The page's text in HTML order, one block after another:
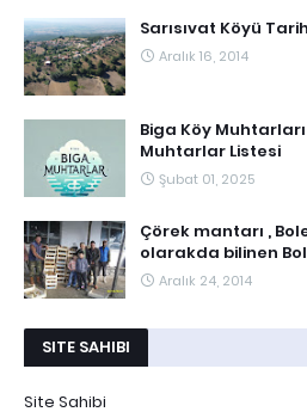
Sarısıvat Köyü
Aralık 16, 2014
Biga Köy
Muhtarlar Listesi
Şubat 01, 2025
Çörek mantarı ,
olarakda bilinen
Aralık 24, 2014
SITE SAHIBI
Site Sahibi